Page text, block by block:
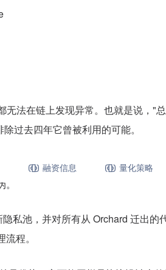
融资信息 量化策略
法在链上发现异常。也就是说，"
过去四年它曾被利用的可能。
高；此次是专项主动审计的结果而
私池，并对所有从 Orchard 迁出的
程。